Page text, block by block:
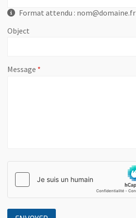
Format attendu : nom@domaine.fr
Object
Message , champ obligatoire